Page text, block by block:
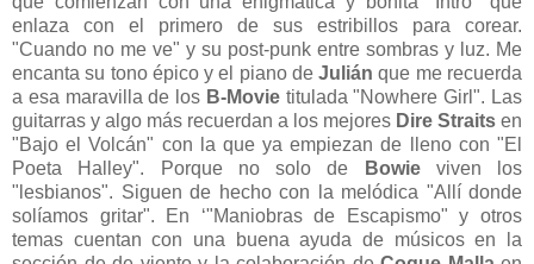
enlaza con el primero de sus estribillos para corear.
"Cuando no me ve" y su post-punk entre sombras y luz. Me
encanta su tono épico y el piano deJuliánque me recuerda
a esa maravilla de los B-Movietitulada "Nowhere Girl". Las
guitarras y algo más recuerdan a los mejores Dire Straits en
"Bajo el Volcán" con la que ya empiezan de lleno con "El
Poeta Halley". Porque no solo de
Bowie viven los
"lesbianos". Siguen de hecho con la melódica "Allí donde
solíamos gritar". En ‘"Maniobras de Escapismo" y otros
temas cuentan con una buena ayuda de músicos en la